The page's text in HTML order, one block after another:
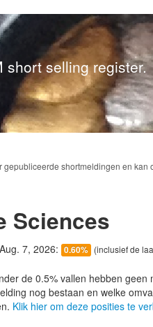
short selling register.
shortmeldingen en kan
Sciences
7, 2026: 0.60% (inclusief de
de 0.5% vallen hebben
nog bestaan en welke
Klik hier om deze posities te